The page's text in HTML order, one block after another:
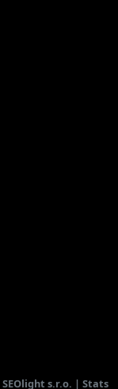
SEOlight s.r.o. | Stats